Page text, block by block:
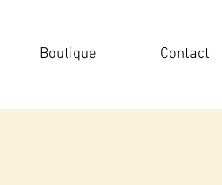
Boutique Contact